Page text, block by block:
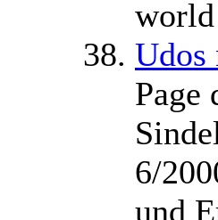
Udos
Page
6/
und